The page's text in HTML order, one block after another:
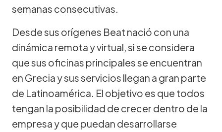
semanas consecutivas.
Desde sus orígenes Beat nació con una
dinámica remota y virtual, si se considera
que sus oficinas principales se encuentran
en Grecia y sus servicios llegan a gran parte
de Latinoamérica. El objetivo es que todos
tengan la posibilidad de crecer dentro de la
empresa y que puedan desarrollarse